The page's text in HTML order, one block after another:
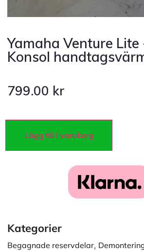
Yamaha Venture Lite
Konsol
799.00 kr
Lägg till i varukorg
Kategorier
Begagnade reservdelar,